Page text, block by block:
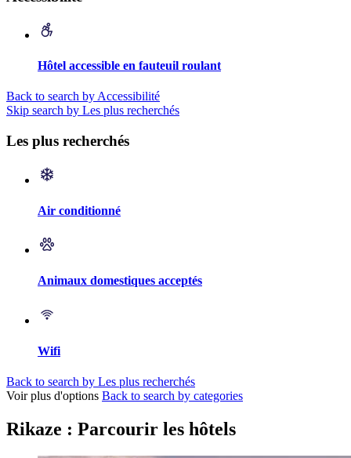
Hôtel accessible en fauteuil roulant
Back to search by Accessibilité
Skip search by Les plus recherchés
Les plus recherchés
Air conditionné
Animaux domestiques acceptés
Wifi
Back to search by Les plus recherchés
Voir plus d'options Back to search by categories
Rikaze : Parcourir les hôtels